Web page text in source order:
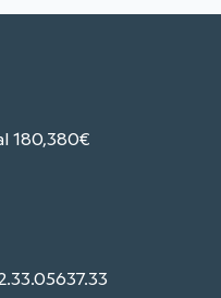
180,380€